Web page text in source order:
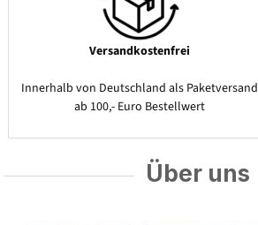
Versandkostenfrei
Innerhalb von Deutschland als Paketversand
ab 100,- Euro Bestellwert
Über uns